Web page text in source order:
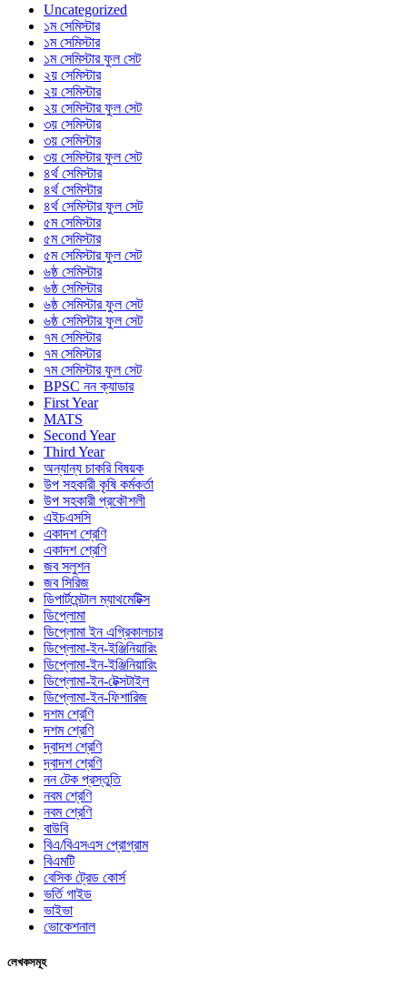
Uncategorized
১ম সেমিস্টার
১ম সেমিস্টার
১ম সেমিস্টার ফুল সেট
২য় সেমিস্টার
২য় সেমিস্টার
২য় সেমিস্টার ফুল সেট
৩য় সেমিস্টার
৩য় সেমিস্টার
৩য় সেমিস্টার ফুল সেট
৪র্থ সেমিস্টার
৪র্থ সেমিস্টার
৪র্থ সেমিস্টার ফুল সেট
৫ম সেমিস্টার
৫ম সেমিস্টার
৫ম সেমিস্টার ফুল সেট
৬ষ্ঠ সেমিস্টার
৬ষ্ঠ সেমিস্টার
৬ষ্ঠ সেমিস্টার ফুল সেট
৬ষ্ঠ সেমিস্টার ফুল সেট
৭ম সেমিস্টার
৭ম সেমিস্টার
৭ম সেমিস্টার ফুল সেট
BPSC নন ক্যাডার
First Year
MATS
Second Year
Third Year
অন্যান্য চাকরি বিষয়ক
উপ সহকারী কৃষি কর্মকর্তা
উপ সহকারী প্রকৌশলী
এইচএসসি
একাদশ শ্রেণি
একাদশ শ্রেণি
জব সলুশন
জব সিরিজ
ডিপার্টমেন্টাল ম্যাথমেটিক্স
ডিপ্লোমা
ডিপ্লোমা ইন এগ্রিকালচার
ডিপ্লোমা-ইন-ইঞ্জিনিয়ারিং
ডিপ্লোমা-ইন-ইঞ্জিনিয়ারিং
ডিপ্লোমা-ইন-টেক্সটাইল
ডিপ্লোমা-ইন-ফিশারিজ
দশম শ্রেণি
দশম শ্রেণি
দ্বাদশ শ্রেণি
দ্বাদশ শ্রেণি
নন টেক প্রস্তুতি
নবম শ্রেণি
নবম শ্রেণি
বাউবি
বিএ/বিএসএস প্রোগ্রাম
বিএমটি
বেসিক ট্রেড কোর্স
ভর্তি গাইড
ভাইভা
ভোকেশনাল
লেখকসমূহ